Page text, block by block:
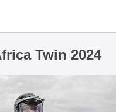
Twin 2024